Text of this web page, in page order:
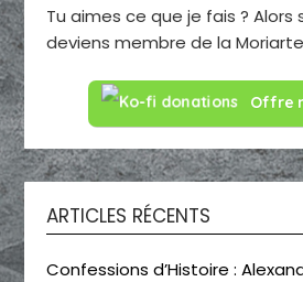
Tu aimes ce que je fais ?
deviens membre de la
Offre
ARTICLES RÉCENTS
Confessions d’Histoire :